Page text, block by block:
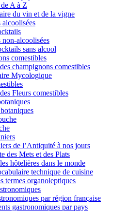
A à Z
du vin et de la vigne
alcoolisées
non-alcoolisées
sans alcool
comestibles
champignons comestibles
Mycologique
Fleurs comestibles
de l’Antiquité à nos jours
des Mets et des Plats
hôtelières dans le monde
technique de cuisine
termes organoleptiques
par région française
gastronomiques par pays